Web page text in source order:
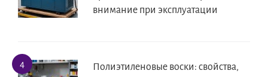
внимание при эксплуатации
Полиэтиленовые воски: свойства,